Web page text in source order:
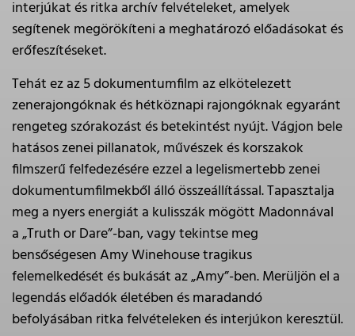
interjúkat és ritka archív felvételeket, amelyek
segítenek megörökíteni a meghatározó előadásokat és
erőfeszítéseket.
Tehát ez az 5 dokumentumfilm az elkötelezett
zenerajongóknak és hétköznapi rajongóknak egyaránt
rengeteg szórakozást és betekintést nyújt. Vágjon bele
hatásos zenei pillanatok, művészek és korszakok
filmszerű felfedezésére ezzel a legelismertebb zenei
dokumentumfilmekből álló összeállítással. Tapasztalja
meg a nyers energiát a kulisszák mögött Madonnával
a „Truth or Dare”-ban, vagy tekintse meg
bensőségesen Amy Winehouse tragikus
felemelkedését és bukását az „Amy”-ben. Merüljön el a
legendás előadók életében és maradandó
befolyásában ritka felvételeken és interjúkon keresztül.